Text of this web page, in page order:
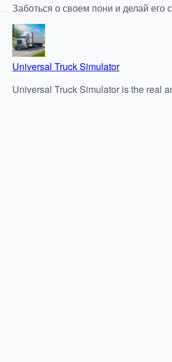
Заботься о своем пони и делай его
Universal Truck Simulator
Universal Truck Simulator is the real